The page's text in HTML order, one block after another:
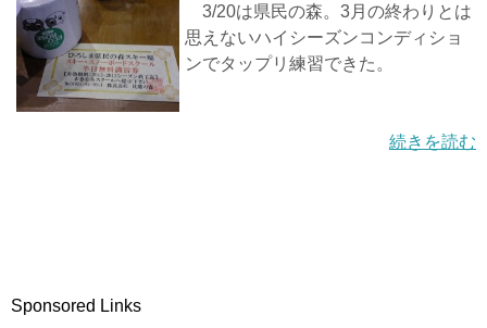
3/20は県民の森。3月の終わりとは
思えないハイシーズンコンディショ
ンでタップリ練習できた。
続きを読む
Sponsored Links